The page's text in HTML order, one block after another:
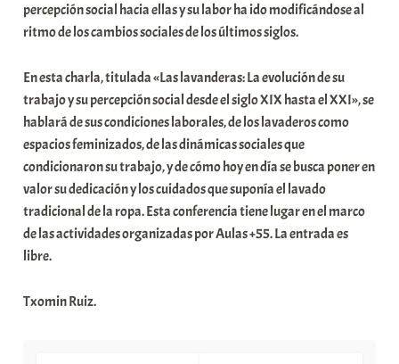
percepción social hacia ellas y su labor ha ido modificándose al
ritmo de los cambios sociales de los últimos siglos.
En esta charla, titulada «Las lavanderas: La evolución de su
trabajo y su percepción social desde el siglo XIX hasta el XXI», se
hablará de sus condiciones laborales, de los lavaderos como
espacios feminizados, de las dinámicas sociales que
condicionaron su trabajo, y de cómo hoy en día se busca poner en
valor su dedicación y los cuidados que suponía el lavado
tradicional de la ropa. Esta conferencia tiene lugar en el marco
de las actividades organizadas por Aulas +55. La entrada es
libre.
Txomin Ruiz.